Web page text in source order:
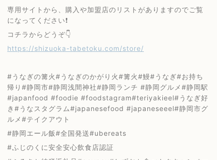
専用サイトから、購入や加盟店のリストがありますのでご覧
になってください❗️
コチラからどうぞ👇
https://shizuoka-tabetoku.com/store/
#うなぎの篝火#うなぎのかがり火#篝火#鰻#うなぎ#お持ち
帰り#静岡市#静岡浅間神社#静岡ランチ #静岡グルメ#静岡駅
#japanfood #foodie #foodstagram#teriyakieel#うなぎ好
き#うなスタグラム#japanesefood #japaneseeel#静岡市グ
ルメ#テイクアウト
#静岡エール飯#全国発送#ubereats
#ふじのくに安全安心飲食店認証